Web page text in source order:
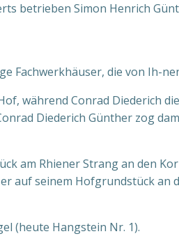
betrieben Simon Henrich
Fachwerkhäuser, die von Ih-
während Conrad Diederich
Diederich Günther zog
am Rhiener Strang an den
seinem Hofgrundstück an
(heute Hangstein Nr. 1).